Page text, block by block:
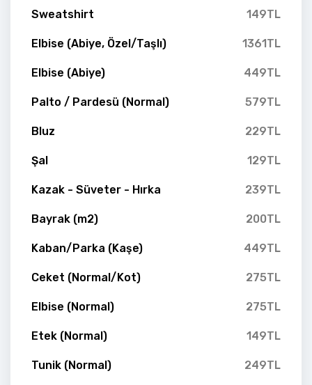
Sweatshirt 149TL
Elbise (Abiye, Özel/Taşlı) 1361TL
Elbise (Abiye) 449TL
Palto / Pardesü (Normal) 579TL
Bluz 229TL
Şal 129TL
Kazak - Süveter - Hırka 239TL
Bayrak (m2) 200TL
Kaban/Parka (Kaşe) 449TL
Ceket (Normal/Kot) 275TL
Elbise (Normal) 275TL
Etek (Normal) 149TL
Tunik (Normal) 249TL